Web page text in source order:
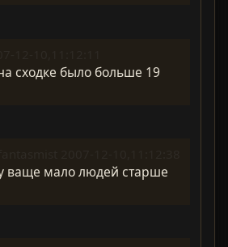
сходке было больше 19
ваще мало людей старше